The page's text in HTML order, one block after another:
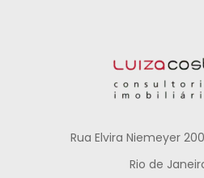
Rua Elvira Niemeyer
Rio de